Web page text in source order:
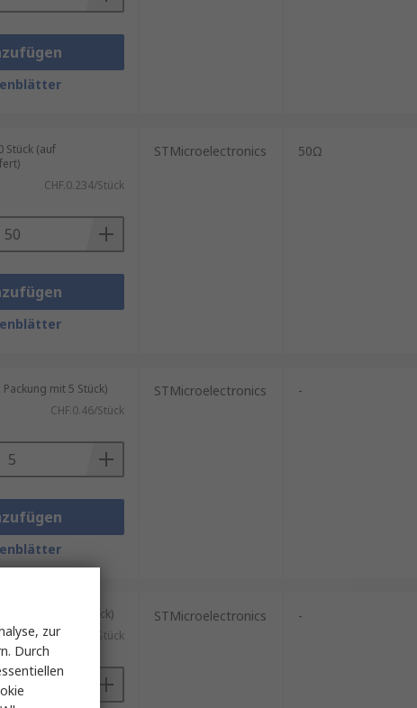
Stück (auf
CHF.0.234/Stück
STMicroelectronics 50Ω
mit 5 Stück)
CHF.0.46/Stück
STMicroelectronics -
Packung mit 25 Stück)
CHF.0.317/Stück
STMicroelectronics -
zur
Durch